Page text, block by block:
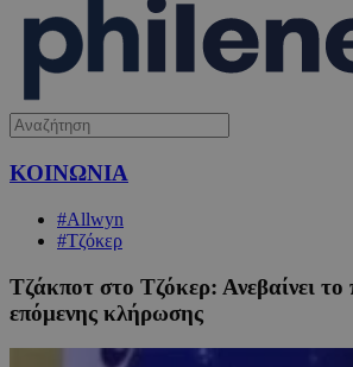
ΚΟΙΝΩΝΙΑ
#Allwyn
#Τζόκερ
Τζάκποτ στο Τζόκερ: Ανεβαίνει το
επόμενης κλήρωσης